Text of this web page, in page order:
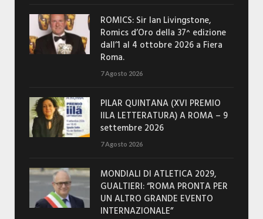
ROMICS: Sir Ian Livingstone,
Romics d’Oro della 37^ edizione
dall’1 al 4 ottobre 2026 a Fiera
Roma.
7 Agosto 2026
PILAR QUINTANA (XVI PREMIO
IILA LETTERATURA) A ROMA – 9
settembre 2026
7 Agosto 2026
MONDIALI DI ATLETICA 2029,
GUALTIERI: “ROMA PRONTA PER
UN ALTRO GRANDE EVENTO
INTERNAZIONALE”